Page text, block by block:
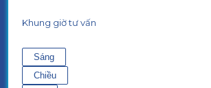
Khung giờ tư vấn
Sáng
Chiều